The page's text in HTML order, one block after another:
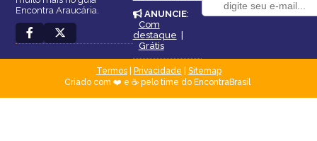
Encontra Araucária.
ANUNCIE:
Com
destaque
Grátis
Termos| Privacidade
Sitemap
Criado com ❤️ e ☕ pelo time do EncontraBrasil